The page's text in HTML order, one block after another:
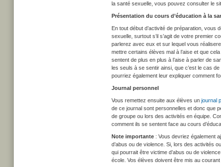
la santé sexuelle, vous pouvez consulter le
Présentation du cours d’éducation à la
En tout début d’activité de préparation, vous
sexuelle, surtout s’il s’agit de votre premier
parlerez avec eux et sur lequel vous
mettre certains élèves mal à l’aise et que
sentent de plus en plus à l’aise à parler de
les seuls à se sentir ainsi, que c’est le cas
pourriez également leur expliquer comment
Journal personnel
Vous remettez ensuite aux élèves un journal
de ce journal sont personnelles et donc que
de groupe ou lors des activités en équipe.
comment ils se sentent face au cours
Note importante : Vous devriez également
d’abus ou de violence. Si, lors des activités
qui pourrait être victime d’abus ou de
école. Vos élèves doivent être mis au